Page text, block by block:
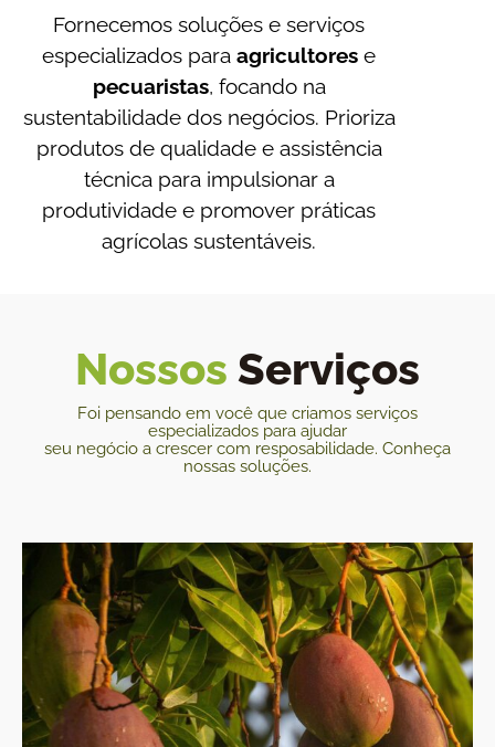
Fornecemos soluções e serviços
especializados paraagricultores e
pecuaristas, focando na
sustentabilidade dos negócios. Prioriza
produtos de qualidade e assistência
técnica para impulsionar a
produtividade e promover práticas
agrícolas sustentáveis.
Nossos Serviços
Foi pensando em você que criamos serviços
especializados para ajudar
seu negócio a crescer com resposabilidade. Conheça
nossas soluções.